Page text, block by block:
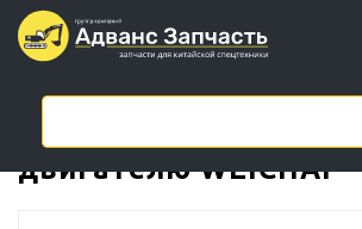
Втулка 612630030018 к
двигателю WEICHAI